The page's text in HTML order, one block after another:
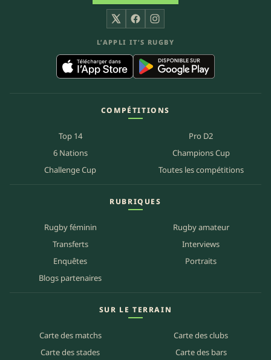
X FacebookInstagram
L’APPLI IT’S RUGBY
COMPÉTITIONS
Top 14
Pro D2
6 Nations
Champions Cup
Challenge Cup
Toutes les compétitions
RUBRIQUES
Rugby féminin
Rugby amateur
Transferts
Interviews
Enquêtes
Portraits
Blogs partenaires
SUR LE TERRAIN
Carte des matchs
Carte des clubs
Carte des stades
Carte des bars